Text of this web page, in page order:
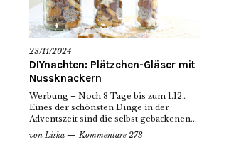
23/11/2024
DIYnachten: Plätzchen-Gläser mit
Nussknackern
Werbung – Noch 8 Tage bis zum 1.12…
Eines der schönsten Dinge in der
Adventszeit sind die selbst gebackenen...
von Liska Kommentare 273